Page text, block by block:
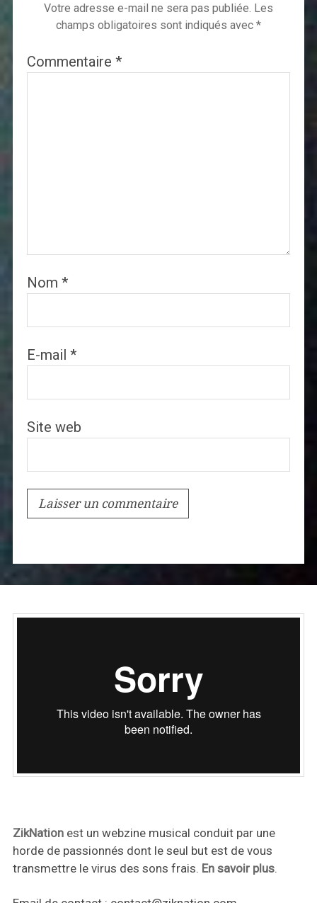
Votre adresse e-mail ne sera pas publiée. Les
champs obligatoires sont indiqués avec *
Commentaire *
Nom *
E-mail *
Site web
ZikNationest un webzine musical conduit par une
horde de passionnés dont le seul but est de vous
transmettre le virus des sons frais. En savoir plus.